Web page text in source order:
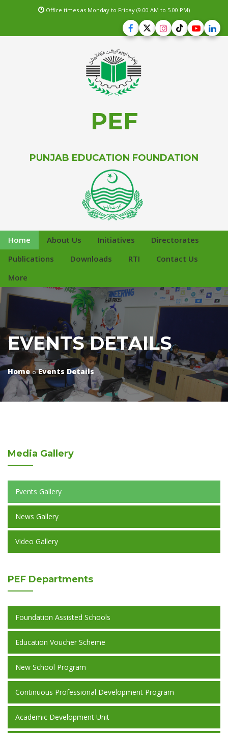
Office times as Monday to Friday (9.00 AM to 5.00 PM)
PEF
PUNJAB EDUCATION FOUNDATION
Home About Us Initiatives
Directorates
Publications
Downloads RTI
Contact Us
More
EVENTS DETAILS
Home Events Details
Media Gallery
Events Gallery
News Gallery
Video Gallery
PEF Departments
Foundation Assisted Schools
Education Voucher Scheme
New School Program
Continuous Professional Development Program
Academic Development Unit